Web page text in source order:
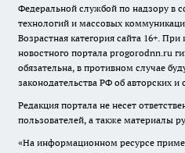
Федеральной службой по надзору в
технологий и массовых
Возрастная категория сайта 16+.
новостного портала progorodnn.ru
обязательна, в противном случае
законодательства РФ об авторских
Редакция портала не несет
пользователей, а также материалы
«На информационном ресурсе